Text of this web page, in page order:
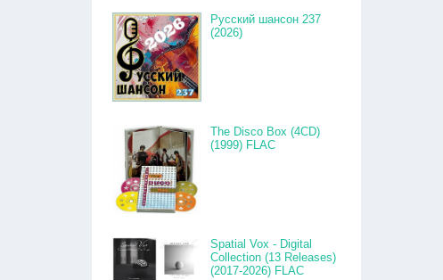
Русский шансон 237
(2026)
The Disco Box (4CD)
(1999) FLAC
Spatial Vox - Digital
Collection (13 Releases)
(2017-2026) FLAC